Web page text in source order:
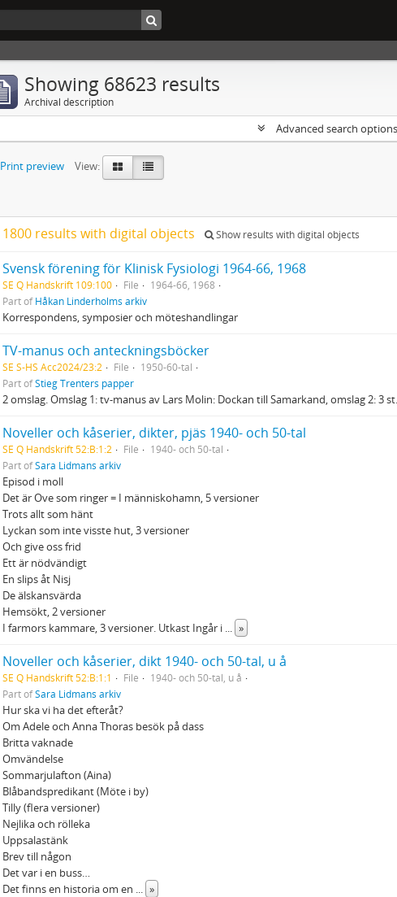
Showing 68623 results
Archival description
Advanced search
Print preview View:
1800 results with digital objects Show results with digital objects
Svensk förening för Klinisk Fysiologi 1964‐66, 1968
SE Q Handskrift 109:100 File
1964‐66, 1968
Part ofHåkan Linderholms arkiv
Korrespondens, symposier och möteshandlingar
TV-manus och anteckningsböcker
SE S-HS Acc2024/23:2 File
1950-60-tal
Part ofStieg Trenters papper
2 omslag. Omslag 1: tv-manus av Lars Molin: Dockan till Samarkand, omslag 2: 3
Noveller och kåserier, dikter, pjäs 1940- och 50-tal
SE Q Handskrift 52:B:1:2 File
1940- och 50-tal
Part ofSara Lidmans arkiv
Episod i moll
Det är Ove som ringer = I människohamn, 5 versioner
Trots allt som hänt
Lyckan som inte visste hut, 3 versioner
Och give oss frid
Ett är nödvändigt
En slips åt Nisj
De älskansvärda
Hemsökt, 2 versioner
I farmors kammare, 3 versioner. Utkast Ingår i
»
Noveller och kåserier, dikt 1940- och 50-tal, u å
SE Q Handskrift 52:B:1:1 File
1940- och 50-tal, u å
Part ofSara Lidmans arkiv
Hur ska vi ha det efteråt?
Om Adele och Anna Thoras besök på dass
Britta vaknade
Omvändelse
Sommarjulafton (Aina)
Blåbandspredikant (Möte i by)
Tilly (flera versioner)
Nejlika och rölleka
Uppsalastänk
Brev till någon
Det var i en buss…
Det finns en historia om en
»